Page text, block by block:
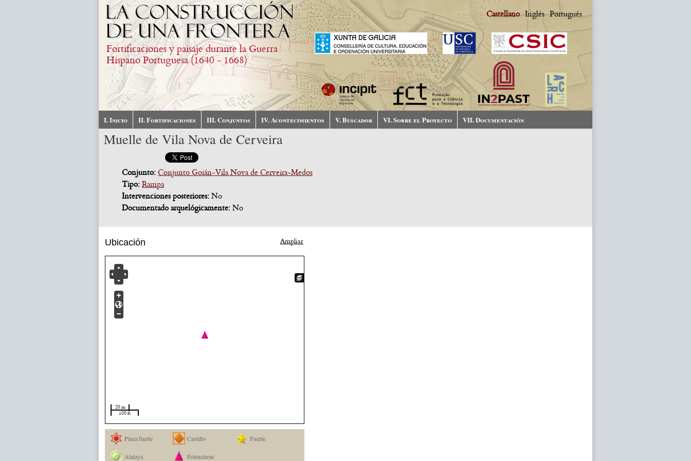
Fortificaciones y paisaje durante la Guerra
Hispano Portuguesa (1640 - 1668)
Castellano Inglés Portugués
I. Inicio II. Fortificaciones III. Conjuntos IV. Acontecimientos V. Buscador VI. Sobre el Proyecto VII. Documentación
Muelle de Vila Nova de Cerveira
Conjunto: Conjunto Goián-Vila Nova de Cerveira-Medos
Tipo: Rampa
Intervenciones posteriores: No
Documentado arquelógicamente: No
Ubicación Ampliar
20 m
100 ft
Plaza fuerte Castillo Fuerte
Atalaya Estructuras